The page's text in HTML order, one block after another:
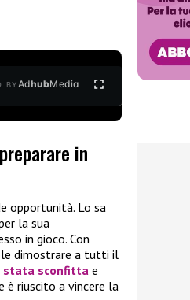
BYAdhubMedia
in
opportunità. Lo sa
la sua
in gioco. Con
dimostrare a tutti il
stata sconfitta e
è riuscito a vincere la